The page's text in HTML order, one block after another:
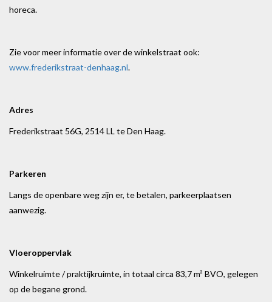
horeca.
Zie voor meer informatie over de winkelstraat ook:
www.frederikstraat-denhaag.nl.
Adres
Frederikstraat 56G, 2514 LL te Den Haag.
Parkeren
Langs de openbare weg zijn er, te betalen, parkeerplaatsen
aanwezig.
Vloeroppervlak
Winkelruimte / praktijkruimte, in totaal circa 83,7 m² BVO, gelegen
op de begane grond.